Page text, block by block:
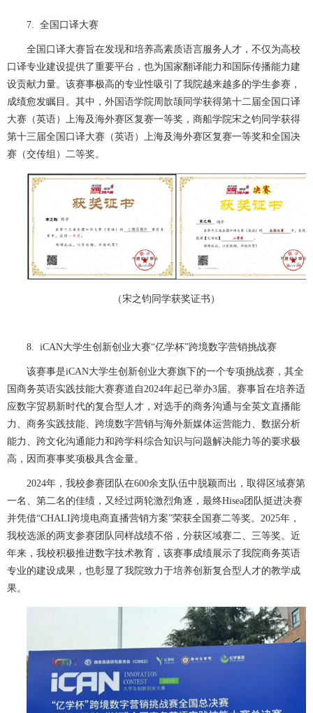
7. 全国口译大赛
全国口译大赛旨在发现和培养高素质语言服务人才，不仅为高校
口译专业建设提供了重要平台，也为国家翻译能力和国际传播能力建
设贡献力量。该赛事极高的专业性吸引了我院越来越多的学生参赛，
成绩愈发瞩目。其中，外国语学院周歆颉同学获得第十二届全国口译
大赛（英语）上海及海外赛区复赛一等奖，商船学院宋之钧同学获得
第十三届全国口译大赛（英语）上海及海外赛区复赛一等奖和全国决
赛（交传组）二等奖。
（宋之钧同学获奖证书）
8. iCAN大学生创新创业大赛“亿学杯”跨境数字营销挑战赛
该赛事是iCAN大学生创新创业大赛旗下的一个专项挑战赛，其全
国商务英语实践技能大赛赛道自2024年起已举办3届。赛事旨在培养适
应数字贸易新时代的复合型人才，对选手的商务沟通与全英文直播能
力、商务实践技能、跨境数字营销与海外新媒体运营能力、数据分析
能力、跨文化沟通能力和跨学科综合知识与问题解决能力等的要求极
高，因而赛事奖项极具含金量。
2024年，我校参赛团队在600余支队伍中脱颖而出，取得区域赛第
一名、第二名的佳绩，又经过两轮激烈角逐，最终Hisea团队挺进决赛
并凭借“CHALI跨境电商直播营销方案”荣获全国赛二等奖。2025年，
我校选派的两支参赛团队同样战绩不俗，分获区域赛二、三等奖。近
年来，我校积极推进数字技术教育，该赛事成绩展示了我院商务英语
专业的建设成果，也彰显了我院致力于培养创新复合型人才的教学成
果。